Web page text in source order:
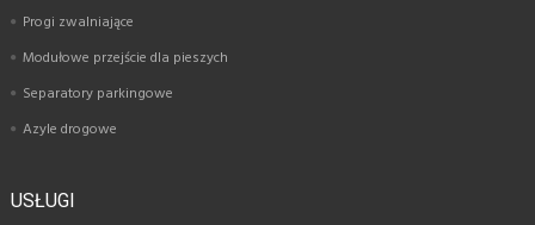
Progi zwalniające
Modułowe przejście dla pieszych
Separatory parkingowe
Azyle drogowe
USŁUGI